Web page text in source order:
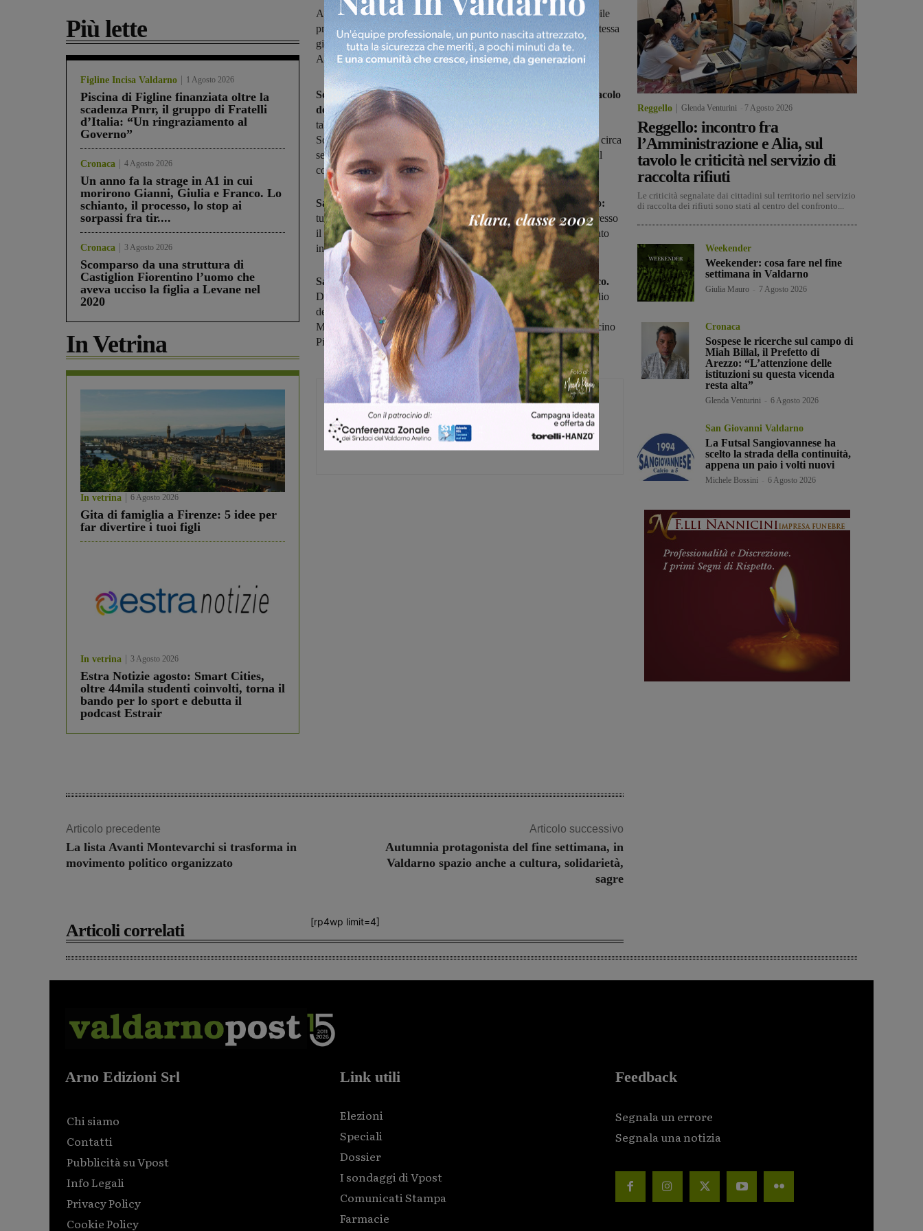
Più lette
Figline Incisa Valdarno 1 Agosto 2026
Piscina di Figline finanziata oltre la
scadenza Pnrr, il gruppo di Fratelli
d’Italia: “Un ringraziamento al
Governo”
Cronaca 4 Agosto 2026
Un anno fa la strage in A1 in cui
morirono Gianni, Giulia e Franco. Lo
schianto, il processo, lo stop ai
sorpassi fra tir....
Cronaca 3 Agosto 2026
Scomparso da una struttura di
Castiglion Fiorentino l’uomo che
aveva ucciso la figlia a Levane nel
2020
In Vetrina
In vetrina 6 Agosto 2026
Gita di famiglia a Firenze: 5 idee per
far divertire i tuoi figli
In vetrina 3 Agosto 2026
Estra Notizie agosto: Smart Cities,
oltre 44mila studenti coinvolti, torna il
bando per lo sport e debutta il
podcast Estrair
A Castelfranco terminati i lavori di restauro del tabernacolo, databile
prima del XVI secolo. Sabato mattina il taglio del nastro: e nella stessa
giornata, aprirà nell’ex asilo la nuova sede della Proloco e della
Associazione Musicale Comunale
Sono conclusi, a Castelfranco, i lavori di restauro del Tabernacolo
del Crocifisso, una edicola votiva risalente a prima del '500. Il
tabernacolo si trova sulla strada che conduce all'antica Abbazia di
Soffena, e necessitava di un intervento di consolidamento iniziato circa
sei mesi fa, per una spesa complessiva di 30mila euro, stanziati dal
comune.
Sabato 10 novembre, a partire dalle ore 10, il taglio del nastro:
tutta la popolazione è invitata a partecipare. Il ritrovo è previsto presso
il giardino dell’antico Tabernacolo, oggi completamente ristrutturato
insieme ai suoi affreschi.
Sarà una mattinata dedicata alle inaugurazioni, a Castelfranco.
Dopo quello del Tabernacolo, infatti, è in programma anche il taglio
del nastro della nuova sede della Pro Loco e della Associazione
Musicale Comunalepresso, realizzata nei locali dell’ex Asilo “Piccino
Picciò”.
Glenda Venturini
Capo redattore
Articolo precedente
La lista Avanti Montevarchi si trasforma in
movimento politico organizzato
Articolo successivo
Autumnia protagonista del fine settimana, in
Valdarno spazio anche a cultura, solidarietà,
sagre
[rp4wp limit=4]
Articoli correlati
Reggello Glenda Venturini 7 Agosto 2026
Reggello: incontro fra
l’Amministrazione e Alia, sul
tavolo le criticità nel servizio di
raccolta rifiuti
Le criticità segnalate dai cittadini sul territorio nel servizio
di raccolta dei rifiuti sono stati al centro del confronto...
Weekender
Weekender: cosa fare nel fine
settimana in Valdarno
Giulia Mauro 7 Agosto 2026
Cronaca
Sospese le ricerche sul campo di
Miah Billal, il Prefetto di
Arezzo: “L’attenzione delle
istituzioni su questa vicenda
resta alta”
Glenda Venturini 6 Agosto 2026
San Giovanni Valdarno
La Futsal Sangiovannese ha
scelto la strada della continuità,
appena un paio i volti nuovi
Michele Bossini 6 Agosto 2026
Arno Edizioni Srl
Chi siamo
Contatti
Pubblicità su Vpost
Info Legali
Privacy Policy
Cookie Policy
Link utili
Elezioni
Speciali
Dossier
I sondaggi di Vpost
Comunicati Stampa
Farmacie
Feedback
Segnala un errore
Segnala una notizia